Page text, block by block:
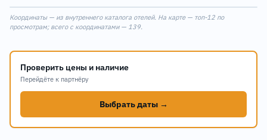
2
4
5
7
12
+
Координаты — из внутреннего каталога отелей. На карте — топ-12 по
просмотрам; всего с координатами — 139.
Проверить цены и наличие
Перейдёте к партнёру
Выбрать даты →